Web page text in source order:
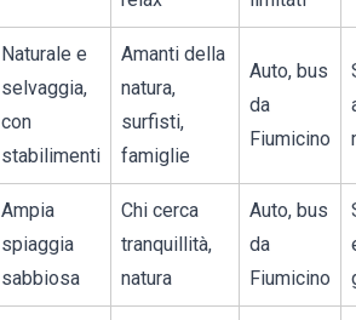
Naturale e
selvaggia,
con
stabilimenti
Amanti della
natura,
surfisti,
famiglie
Auto, bus
da
Fiumicino
Ampia
spiaggia
sabbiosa
Chi cerca
tranquillità,
natura
Auto, bus
da
Fiumicino